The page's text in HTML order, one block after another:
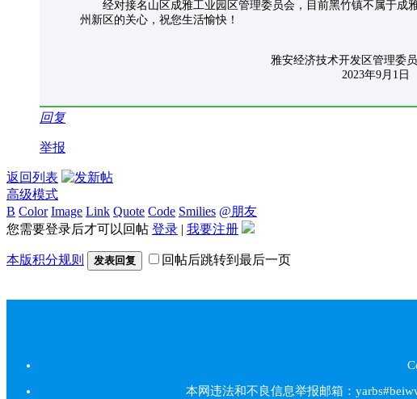
经对接名山区成雅工业园区管理委员会，目前黑竹镇不属于成雅
州新区的关心，祝您生活愉快！
雅安经济技术开发区管理委员
2023年9月1日
回复
举报
返回列表
高级模式
B Color Image Link Quote Code Smilies @朋友
您需要登录后才可以回帖 登录 | 我要注册
本版积分规则 发表回复 回帖后跳转到最后一页
本网违法和不良信息举报邮箱：